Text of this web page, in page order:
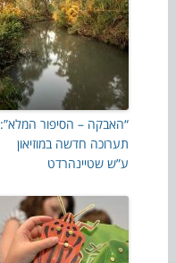
“האבקה – הסיפור המלא”:
תערוכה חדשה במוזיאון
ע”ש שטיינהרדט